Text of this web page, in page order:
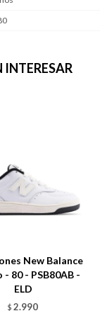
INTERESAR
New Balance
- 80 - PSB80AB -
ELD
$ 2.990